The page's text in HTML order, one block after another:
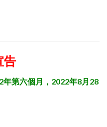
告
年第六個月， 2022年8月28